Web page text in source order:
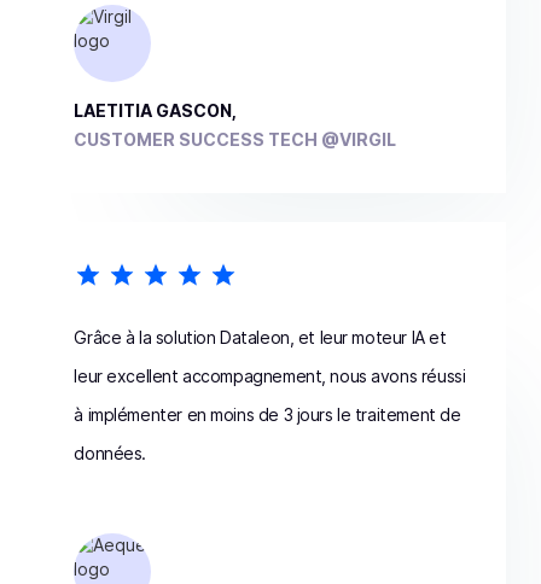
LAETITIA GASCON,
CUSTOMER SUCCESS TECH @VIRGIL
Grâce à la solution Dataleon, et leur moteur IA et
leur excellent accompagnement, nous avons réussi
à implémenter en moins de 3 jours le traitement de
données.